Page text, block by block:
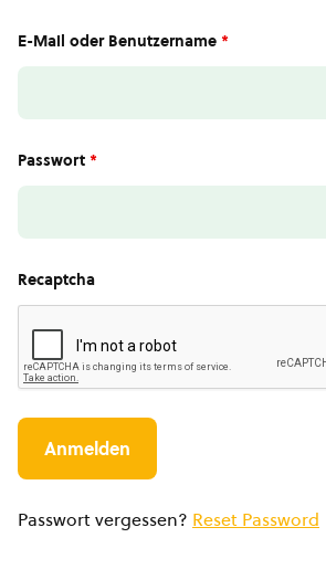
E-Mail oder Benutzername *
Passwort *
Recaptcha
Passwort vergessen? Reset Password